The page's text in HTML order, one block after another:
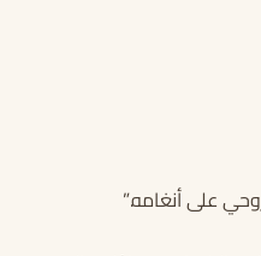
على أنغامه.”